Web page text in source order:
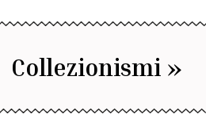
Collezionismi »